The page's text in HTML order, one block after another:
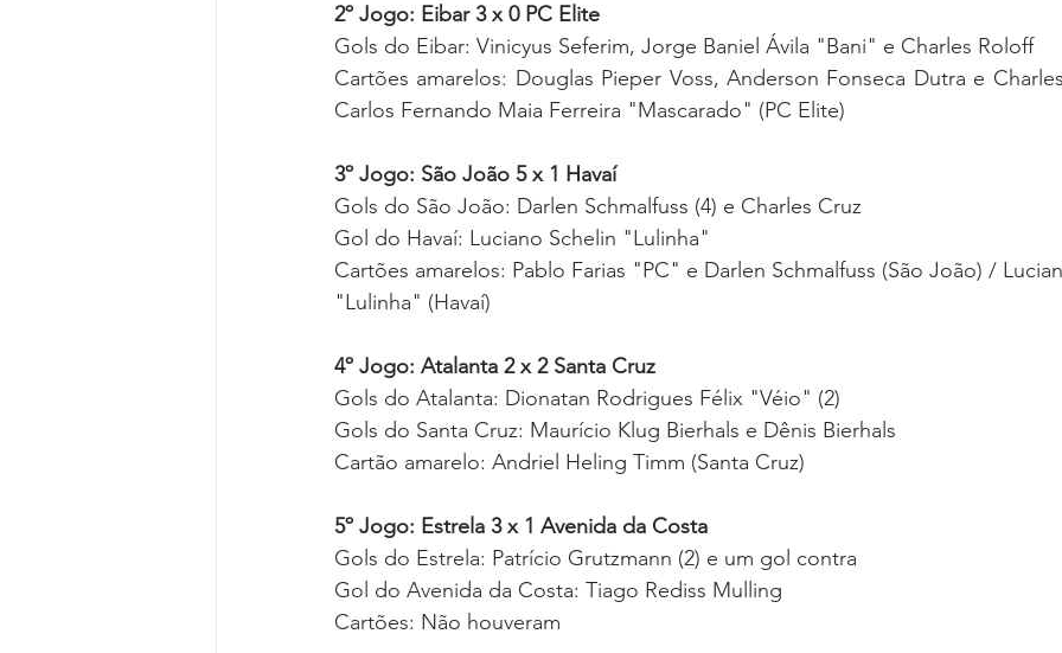
2º Jogo: Eibar 3 x 0 PC Elite
Gols do Eibar: Vinicyus Seferim, Jorge Baniel Ávila "Bani" e Charles Roloff
Cartões amarelos: Douglas Pieper Voss, Anderson Fonseca Dutra e
Carlos Fernando Maia Ferreira "Mascarado" (PC Elite)
3º Jogo: São João 5 x 1 Havaí
Gols do São João: Darlen Schmalfuss (4) e Charles Cruz
Gol do Havaí: Luciano Schelin "Lulinha"
Cartões amarelos: Pablo Farias "PC" e Darlen Schmalfuss (São João) /
"Lulinha" (Havaí)
4º Jogo: Atalanta 2 x 2 Santa Cruz
Gols do Atalanta: Dionatan Rodrigues Félix "Véio" (2)
Gols do Santa Cruz: Maurício Klug Bierhals e Dênis Bierhals
Cartão amarelo: Andriel Heling Timm (Santa Cruz)
5º Jogo: Estrela 3 x 1 Avenida da Costa
Gols do Estrela: Patrício Grutzmann (2) e um gol contra
Gol do Avenida da Costa: Tiago Rediss Mulling
Cartões: Não houveram